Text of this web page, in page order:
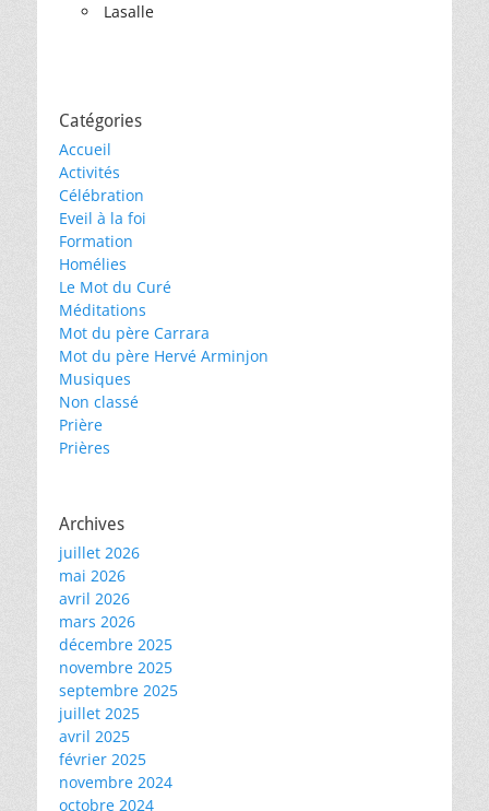
Lasalle
Catégories
Accueil
Activités
Célébration
Eveil à la foi
Formation
Homélies
Le Mot du Curé
Méditations
Mot du père Carrara
Mot du père Hervé Arminjon
Musiques
Non classé
Prière
Prières
Archives
juillet 2026
mai 2026
avril 2026
mars 2026
décembre 2025
novembre 2025
septembre 2025
juillet 2025
avril 2025
février 2025
novembre 2024
octobre 2024